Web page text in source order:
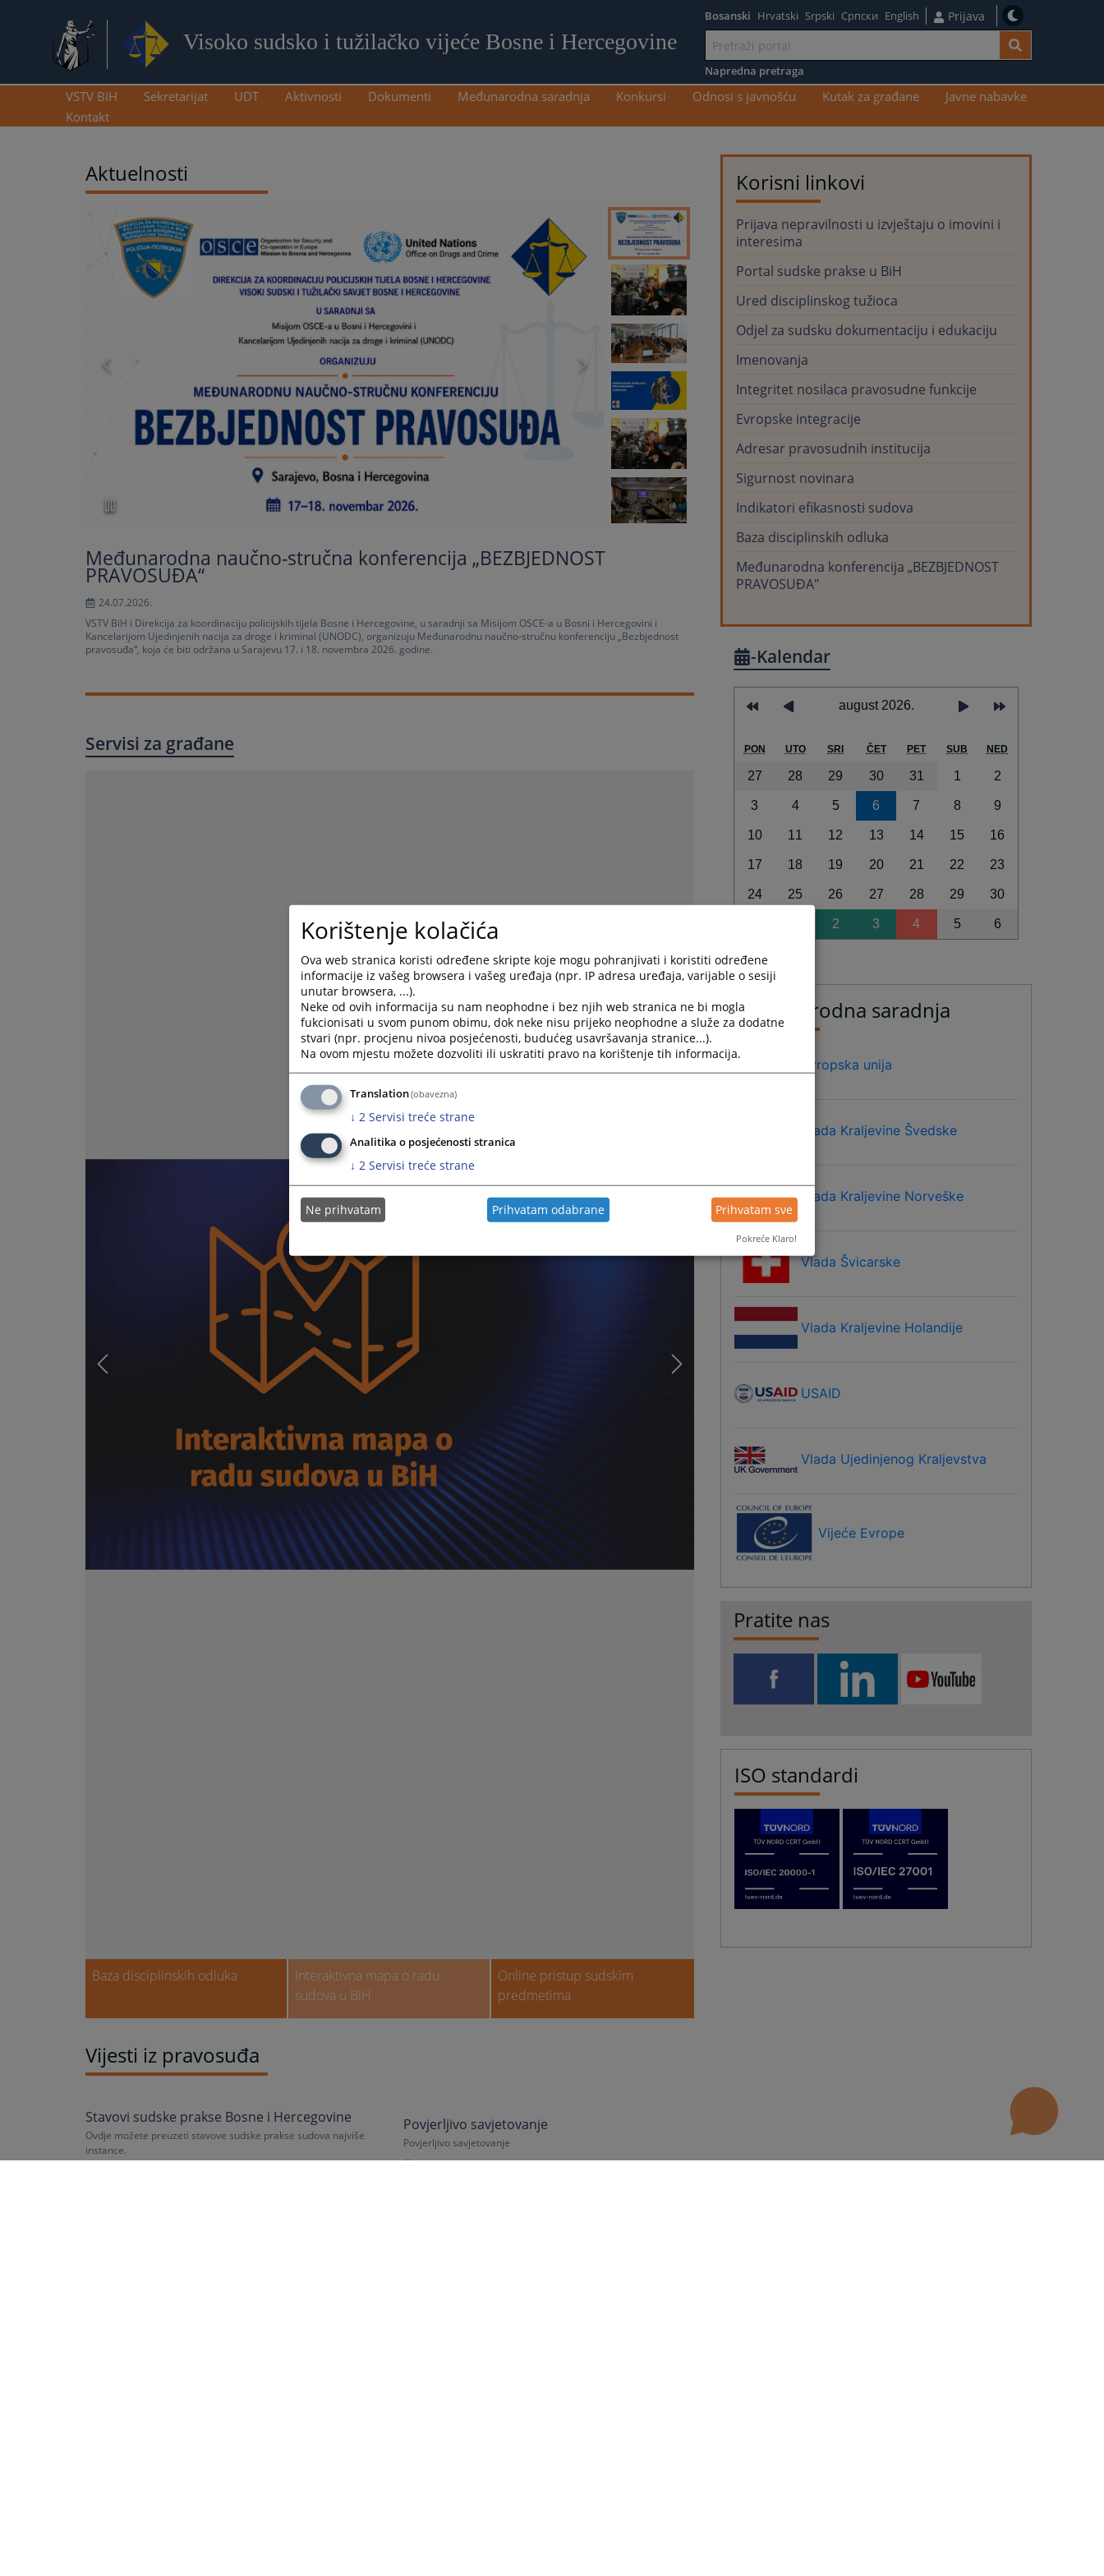
Visoko sudsko i tužilačko vijeće Bosne i Hercegovine
sadržaj
Bosanski Hrvatski Srpski Српски English Prijava
Napredna pretraga
VSTV BiH Sekretarijat UDT Aktivnosti Dokumenti Međunarodna saradnja Konkursi Odnosi s javnošću Kutak za građane
Javne nabavke
Kontakt
Aktuelnosti
Međunarodna naučno-stručna konferencija „BEZBJEDNOST
PRAVOSUĐA“
24.07.2026.
VSTV BiH i Direkcija za koordinaciju policijskih tijela Bosne i Hercegovine, u saradnji sa Misijom OSCE-a u Bosni i Hercegovini i
Kancelarijom Ujedinjenih nacija za droge i kriminal (UNODC), organizuju Međunarodnu naučno-stručnu konferenciju „Bezbjednost
pravosuđa“, koja će biti održana u Sarajevu 17. i 18. novembra 2026. godine.
Servisi za građane
Baza disciplinskih odluka
Interaktivna mapa o radu
sudova u BiH
Online pristup sudskim
predmetima
Vijesti iz pravosuđa
Stavovi sudske prakse Bosne i Hercegovine
Ovdje možete preuzeti stavove sudske prakse sudova najviše
instance.
Povjerljivo savjetovanje
Povjerljivo savjetovanje
08.06.2026.
Korisni linkovi
Prijava nepravilnosti u izvještaju o imovini i
interesima
Portal sudske prakse u BiH
Ured disciplinskog tužioca
Odjel za sudsku dokumentaciju i edukaciju
Imenovanja
Integritet nosilaca pravosudne funkcije
Evropske integracije
Adresar pravosudnih institucija
Sigurnost novinara
Indikatori efikasnosti sudova
Baza disciplinskih odluka
Međunarodna konferencija „BEZBJEDNOST
PRAVOSUĐA"
-Kalendar
august 2026.
PON UTO SRI ČET PET SUB NED
27 28 29 30 31 1 2
3 4 5 6 7 8 9
10 11 12 13 14 15 16
17 18 19 20 21 22 23
24 25 26 27 28 29 30
2 3 4 5 6
Međunarodna saradnja
Evropska unija
Vlada Kraljevine Švedske
Vlada Kraljevine Norveške
Vlada Švicarske
Vlada Kraljevine Holandije
USAID
Vlada Ujedinjenog Kraljevstva
Vijeće Evrope
Pratite nas
ISO standardi
Korištenje kolačića
Ova web stranica koristi određene skripte koje mogu pohranjivati i koristiti određene
informacije iz vašeg browsera i vašeg uređaja (npr. IP adresa uređaja, varijable o sesiji
unutar browsera, ...).
Neke od ovih informacija su nam neophodne i bez njih web stranica ne bi mogla
fukcionisati u svom punom obimu, dok neke nisu prijeko neophodne a služe za dodatne
stvari (npr. procjenu nivoa posjećenosti, budućeg usavršavanja stranice...).
Na ovom mjestu možete dozvoliti ili uskratiti pravo na korištenje tih informacija.
Translation(obavezna)
↓ 2 Servisi treće strane
Analitika o posjećenosti stranica
↓ 2 Servisi treće strane
Ne prihvatam Prihvatam odabrane Prihvatam sve
Pokreće Klaro!